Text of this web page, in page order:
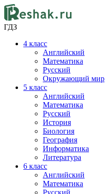
ГДЗ
4 класс
Английский
Математика
Русский
Окружающий мир
5 класс
Английский
Математика
Русский
История
Биология
География
Информатика
Литература
6 класс
Английский
Математика
Русский